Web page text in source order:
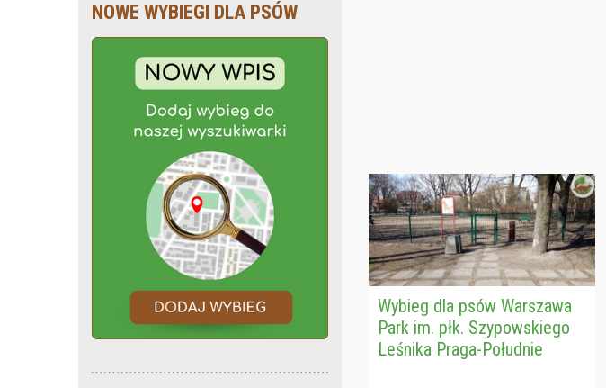
NOWE WYBIEGI DLA PSÓW
Wybieg dla psów Warszawa
Park im. płk. Szypowskiego
Leśnika Praga-Południe